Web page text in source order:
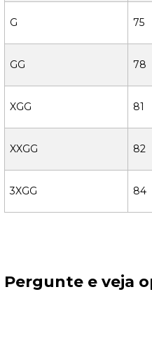
G 75
GG 78
XGG 81
XXGG 82
3XGG 84
Pergunte e veja